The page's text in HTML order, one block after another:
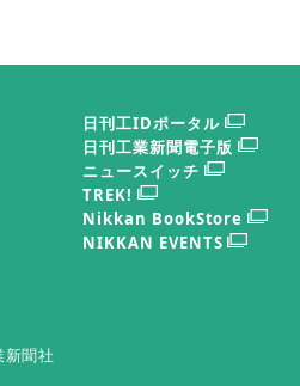
費電力量に各電力事業者が公
について紹介する。
日刊工IDポータル
日刊工業新聞電子版
ニュースイッチ
TREK!
Nikkan BookStore
NIKKAN EVENTS
聞社